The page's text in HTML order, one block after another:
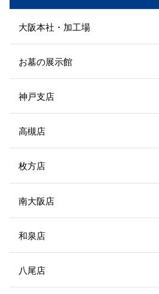
大阪本社・加工場
お墓の展示館
神戸支店
高槻店
枚方店
南大阪店
和泉店
八尾店